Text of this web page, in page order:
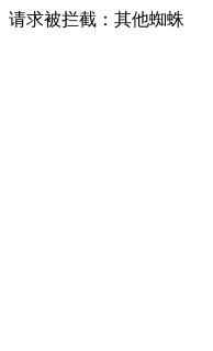
请求被拦截：其他蜘蛛